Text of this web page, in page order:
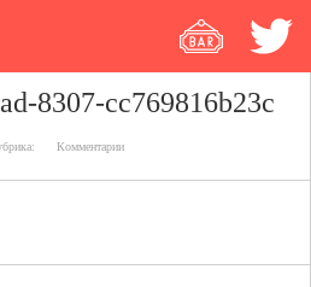
8307-cc769816b23c
Комментарии